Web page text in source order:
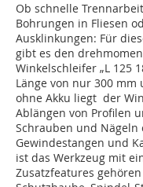
Ob schnelle
Bohrungen in Fliesen
Ausklinkungen: Für
gibt es den
Winkelschleifer „L 125
Länge von nur 300 mm
ohne Akku liegt der
Ablängen von Profilen
Schrauben und Nägeln
Gewindestangen und
ist das Werkzeug mit
Zusatzfeatures